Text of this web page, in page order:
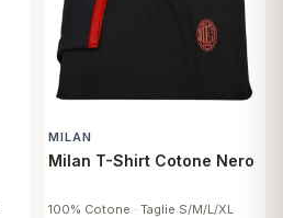
MILAN
Milan T-Shirt Cotone Nero
100% Cotone · Taglie S/M/L/XL